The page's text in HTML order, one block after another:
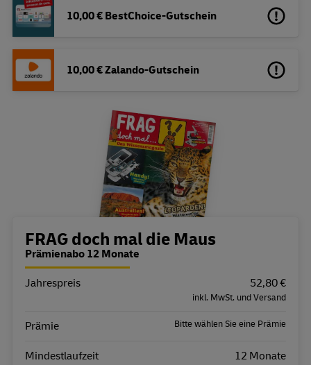
10,00 € BestChoice-Gutschein
10,00 € Zalando-Gutschein
Bestellübersicht
FRAG doch mal die Maus
Prämienabo 12 Monate
Eigenschaft
Jahrespreis 52,80 €
inkl. MwSt. und Versand
Prämie Bitte wählen Sie eine Prämie
Mindestlaufzeit 12 Monate